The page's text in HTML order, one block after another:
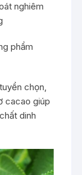
nghiêm
phẩm
chọn,
cacao giúp
dinh